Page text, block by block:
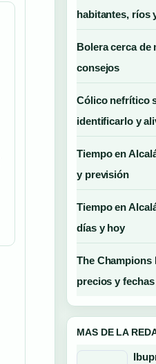
habitantes, ríos
Bolera cerca de
consejos
Cólico nefrítico
identificarlo y
Tiempo en
y previsión
Tiempo en
días y hoy
The Champions
precios y fechas
MAS DE LA